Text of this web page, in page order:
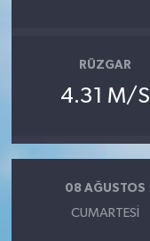
RÜZGAR
4.31 M/S
08 AĞUSTOS
CUMARTESI